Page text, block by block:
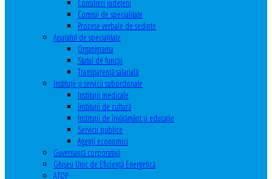
Consilieri judeţeni
Comisii de specialitate
Procese verbale de sedinte
Aparatul de specialitate
Organigrama
Statul de funcții
Transparență salarială
Instituţii şi servicii subordonate
Instituţii medicale
Instituţii de cultură
Instituţii de învăţământ şi educaţie
Servicii publice
Agenţi economici
Guvernanță corporativă
Ghişeu Unic de Eficienţă Energetică
ATOP